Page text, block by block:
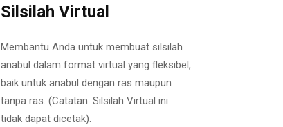
Silsilah Virtual
Membantu Anda untuk membuat silsilah
anabul dalam format virtual yang fleksibel,
baik untuk anabul dengan ras maupun
tanpa ras. (Catatan: Silsilah Virtual ini
tidak dapat dicetak).